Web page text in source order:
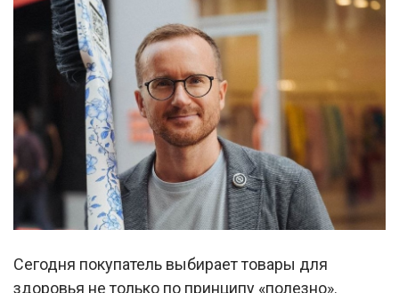
Сегодня покупатель выбирает товары для
здоровья не только по принципу «полезно».